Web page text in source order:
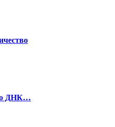
ДНК…